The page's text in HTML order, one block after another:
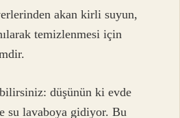
akan kirli suyun,
temizlenmesi için
düşünün ki evde
su lavaboya gidiyor. Bu